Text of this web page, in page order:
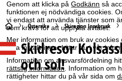
Genom att klicka påGodkänn så
funktionen ej nödvändiga cookies.
vi endast att använda tjänster som
som krävs för att uppfylla avtalet.
Mer information om bruk av
dina inställningar hittar du i vår
Information om ansvarsfördelning
rättslig information . Information om
rättigheter hittar du på vår sida om
S
t
a
Österrike Skiregion Innsbruck
Skidresor
och sol!